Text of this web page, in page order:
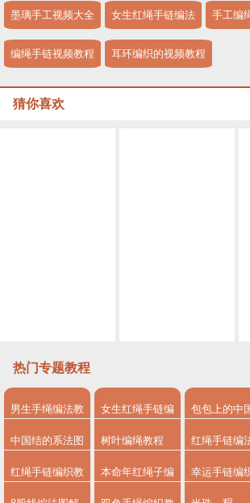
墨璃手工视频大全 女生红绳手链编法 手工编
编绳手链视频教程 耳环编织的视频教程
猜你喜欢
热门专题教程
男生手绳编法教
程
女生红绳手链编
法
包包上的中
系法图解
中国结的系法图
解，分享简单易
树叶编绳教程 红绳手链编
解
红绳手链编织教 本命年红绳子编 幸运手链编